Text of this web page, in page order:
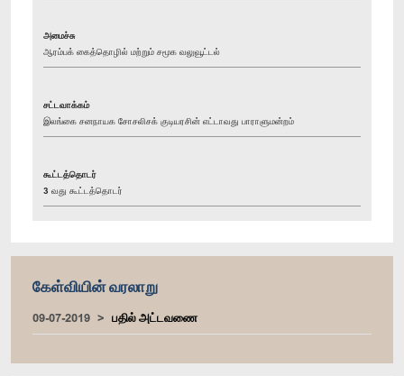
அமைச்சு
ஆரம்பக் கைத்தொழில் மற்றும் சமூக வலுவூட்டல்
சட்டவாக்கம்
இலங்கை சனநாயக சோசலிசக் குடியரசின் எட்டாவது பாராளுமன்றம்
கூட்டத்தொடர்
3 வது கூட்டத்தொடர்
கேள்வியின் வரலாறு
09-07-2019 பதில் அட்டவணை